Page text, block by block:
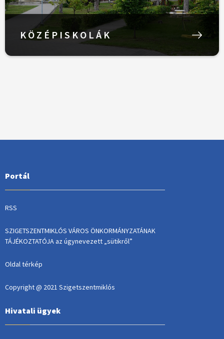
KÖZÉPISKOLÁK
Portál
RSS
SZIGETSZENTMIKLÓS VÁROS ÖNKORMÁNYZATÁNAK
TÁJÉKOZTATÓJA az úgynevezett „sütikről”
Oldal térkép
Copyright @ 2021 Szigetszentmiklós
Hivatali ügyek